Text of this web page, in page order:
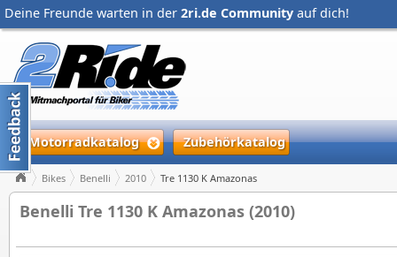
Deine Freunde warten in der 2ri.de Community auf dich!
Motorradkatalog Zubehörkatalog
Bikes Benelli 2010 Tre 1130 K Amazonas
Benelli Tre 1130 K Amazonas (2010)